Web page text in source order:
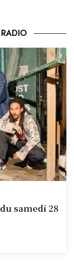
samedi 28